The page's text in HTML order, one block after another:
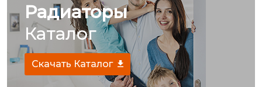
Радиаторы
Каталог
Скачать Каталог